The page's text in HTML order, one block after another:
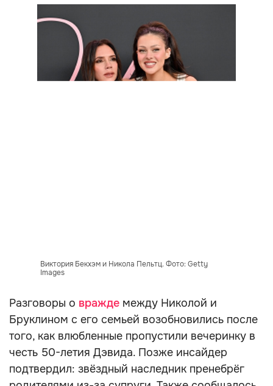
Виктория Бекхэм и Никола Пельтц. Фото: Getty
Images
Разговоры о вражде между Николой и
Бруклином с его семьей возобновились после
того, как влюбленные пропустили вечеринку в
честь 50-летия Дэвида. Позже инсайдер
подтвердил: звёздный наследник пренебрёг